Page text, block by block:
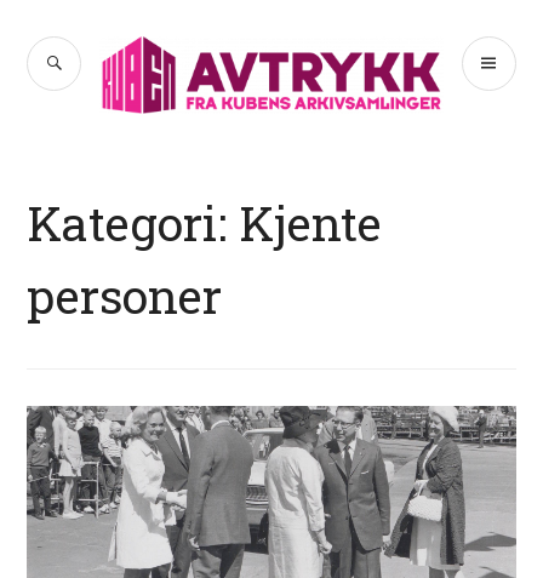
innhold
Avtrykk
SØK
Kategori: Kjente
personer